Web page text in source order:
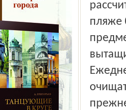
пляже